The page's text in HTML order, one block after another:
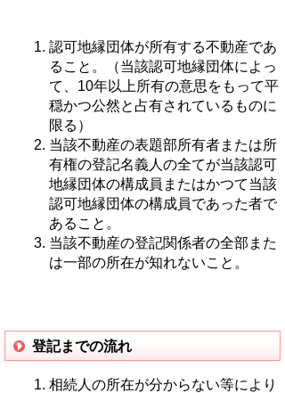
認可地縁団体が所有する不動産であ
ること。（当該認可地縁団体によっ
て、10年以上所有の意思をもって平
穏かつ公然と占有されているものに
限る）
当該不動産の表題部所有者または所
有権の登記名義人の全てが当該認可
地縁団体の構成員またはかつて当該
認可地縁団体の構成員であった者で
あること。
当該不動産の登記関係者の全部また
は一部の所在が知れないこと。
登記までの流れ
相続人の所在が分からない等により